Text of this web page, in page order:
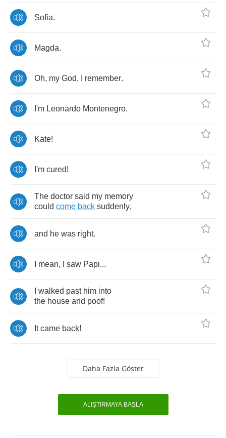
Sofia.
Magda.
Oh, my God, remember.
I'm Leonardo Montenegro.
Kate!
I'm cured!
The doctor said my memory
could come back suddenly,
and he was right.
mean, saw Papi...
walked past him into
the house and poof!
It came back!
Daha Fazla Göster
ALIŞTIRMAYA BAŞLA